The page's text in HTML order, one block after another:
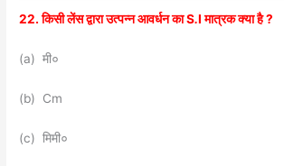
22. किसी लेंस द्वारा उत्पन्न आवर्धन का S.I मात्रक क्या है ?
(a) मी०
(b) Cm
(c) मिमी०